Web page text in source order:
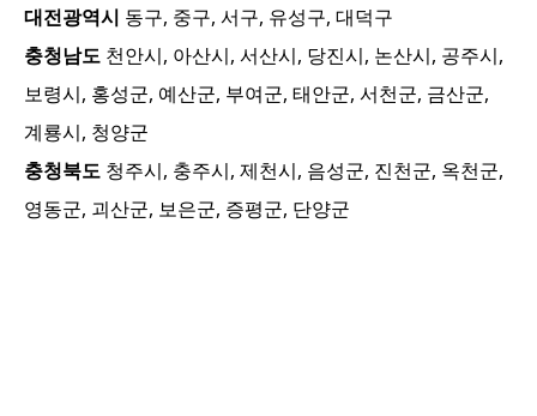
대전광역시 동구, 중구, 서구, 유성구, 대덕구
충청남도 천안시, 아산시, 서산시, 당진시, 논산시, 공주시,
보령시, 홍성군, 예산군, 부여군, 태안군, 서천군, 금산군,
계룡시, 청양군
충청북도 청주시, 충주시, 제천시, 음성군, 진천군, 옥천군,
영동군, 괴산군, 보은군, 증평군, 단양군